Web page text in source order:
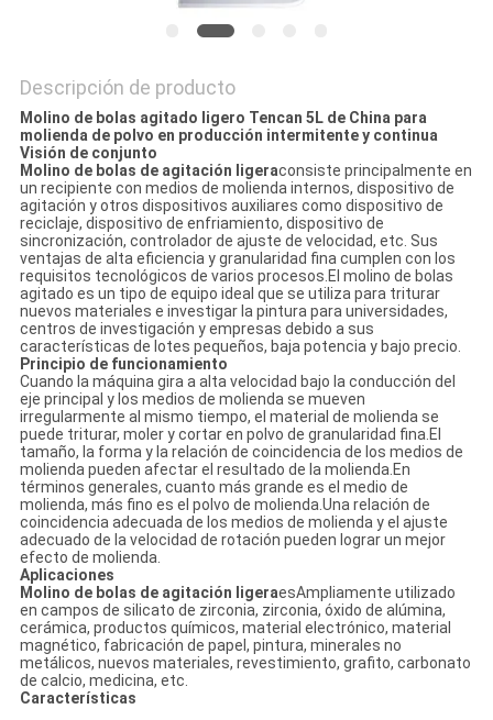
Descripción de producto
Molino de bolas agitado ligero Tencan 5L de China para
molienda de polvo en producción intermitente y continua
Visión de conjunto
Molino de bolas de agitación ligeraconsiste principalmente en
un recipiente con medios de molienda internos, dispositivo de
agitación y otros dispositivos auxiliares como dispositivo de
reciclaje, dispositivo de enfriamiento, dispositivo de
sincronización, controlador de ajuste de velocidad, etc. Sus
ventajas de alta eficiencia y granularidad fina cumplen con los
requisitos tecnológicos de varios procesos.El molino de bolas
agitado es un tipo de equipo ideal que se utiliza para triturar
nuevos materiales e investigar la pintura para universidades,
centros de investigación y empresas debido a sus
características de lotes pequeños, baja potencia y bajo precio.
Principio de funcionamiento
Cuando la máquina gira a alta velocidad bajo la conducción del
eje principal y los medios de molienda se mueven
irregularmente al mismo tiempo, el material de molienda se
puede triturar, moler y cortar en polvo de granularidad fina.El
tamaño, la forma y la relación de coincidencia de los medios de
molienda pueden afectar el resultado de la molienda.En
términos generales, cuanto más grande es el medio de
molienda, más fino es el polvo de molienda.Una relación de
coincidencia adecuada de los medios de molienda y el ajuste
adecuado de la velocidad de rotación pueden lograr un mejor
efecto de molienda.
Aplicaciones
Molino de bolas de agitación ligeraesAmpliamente utilizado
en campos de silicato de zirconia, zirconia, óxido de alúmina,
cerámica, productos químicos, material electrónico, material
magnético, fabricación de papel, pintura, minerales no
metálicos, nuevos materiales, revestimiento, grafito, carbonato
de calcio, medicina, etc.
Características